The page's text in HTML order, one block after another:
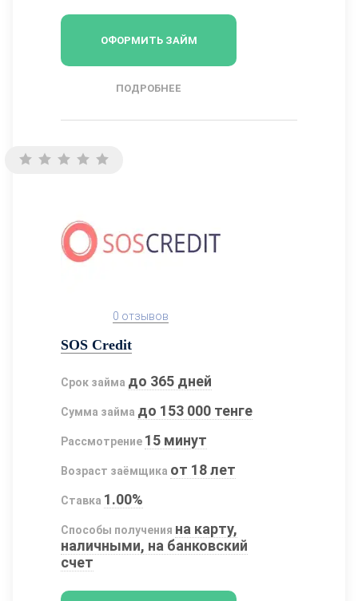
ОФОРМИТЬ ЗАЙМ
ПОДРОБНЕЕ
0 отзывов
SOS Credit
Срок займа до 365 дней
Сумма займа до 153 000 тенге
Рассмотрение 15 минут
Возраст заёмщика от 18 лет
Ставка 1.00%
Способы получения на карту,
наличными, на банковский
счет